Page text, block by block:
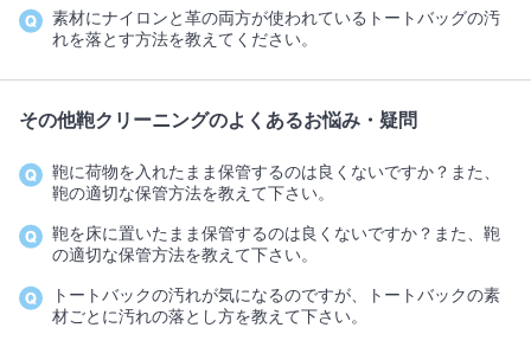
素材にナイロンと革の両方が使われているトートバッグの汚
れを落とす方法を教えてください。
その他鞄クリーニングのよくあるお悩み・疑問
鞄に荷物を入れたまま保管するのは良くないですか？また、
鞄の適切な保管方法を教えて下さい。
鞄を床に置いたまま保管するのは良くないですか？また、鞄
の適切な保管方法を教えて下さい。
トートバックの汚れが気になるのですが、トートバックの素
材ごとに汚れの落とし方を教えて下さい。